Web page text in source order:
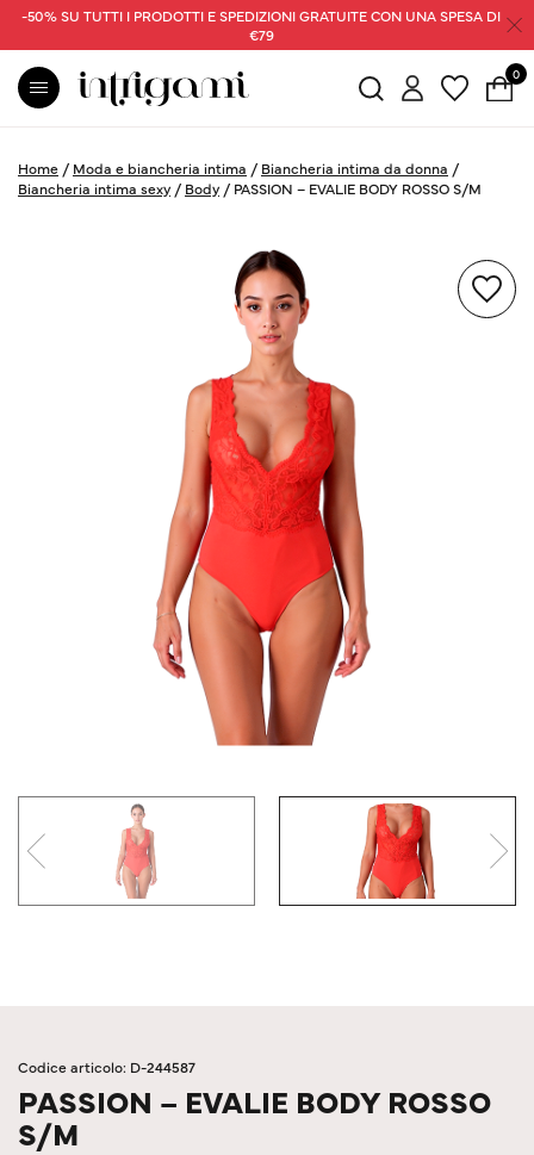
-50% SU TUTTI I PRODOTTI E SPEDIZIONI GRATUITE CON UNA SPESA DI
€79
0
Home / Moda e biancheria intima / Biancheria intima da donna /
Biancheria intima sexy / Body / PASSION – EVALIE BODY ROSSO S/M
Codice articolo: D-244587
PASSION – EVALIE BODY ROSSO
S/M